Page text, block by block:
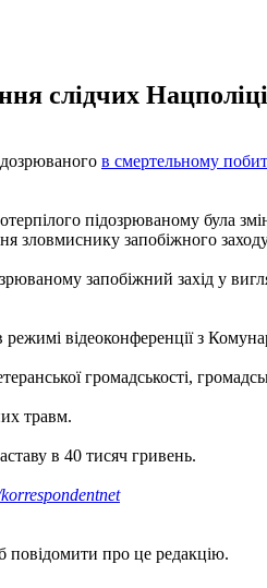
слідчих
в смертельному
підозрюваному була
зловмиснику запобіжного
запобіжний захід у
відеоконференції з
громадськості,
травм.
в 40 тисяч гривень.
повідомити про це редакцію.